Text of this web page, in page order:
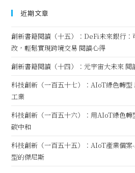
近期文章
創新書籍閱讀（十五）：DeFi未來銀行
改，輕鬆實現跨境交易 閱讀心得
創新書籍閱讀（十四）：元宇宙大未來 閱
科技創新（一百五十七）：AIoT綠色轉型
工業
科技創新（一百五十六）：用AIoT綠色
碳中和
科技創新（一百五十五）：AIoT產業個
型的傑尼斯